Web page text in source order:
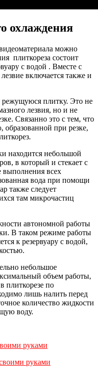
охлаждения
можно
плиткореза состоит
с водой . Вместе с
включается также и
режущуюся плитку. Это не
лезвия, но и не
Связанно это с тем, что
при резке,
находится небольшой
в который и стекает с
выполнения всех
вода при помощи
также следует
там микрочастиц
автономной работы
В таком режиме работы
к резервуару с водой,
небольшое
объем работы,
плиткорезе по
лишь налить перед
количество жидкости
воду.
руками
руками